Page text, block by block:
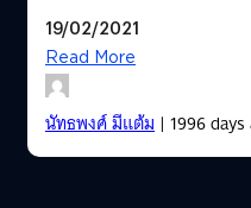
19/02/2021
Read More
นัทธพงศ์ มีแต้ม| 1996